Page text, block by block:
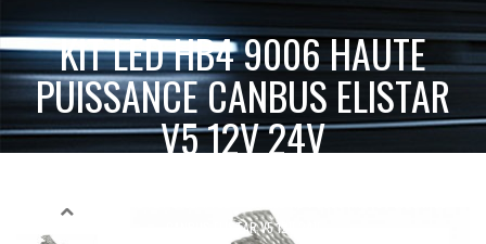
KIT LED HB4 9006 HAUTE
PUISSANCE CANBUS ELISTAR
V5 12V 24V
CANBUS ELISTAR V5 12V 24V